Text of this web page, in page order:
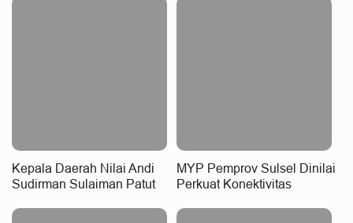
Kepala Daerah Nilai Andi
Sudirman Sulaiman Patut
Nasional, MYP Perkuat
MYP Pemprov Sulsel Dinilai
Perkuat Konektivitas